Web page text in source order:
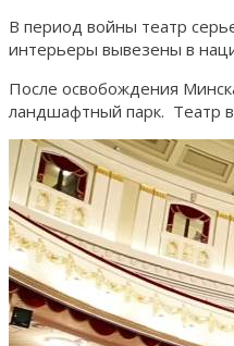
В период войны театр
интерьеры вывезены в
После освобождения
ландшафтный парк. Театр